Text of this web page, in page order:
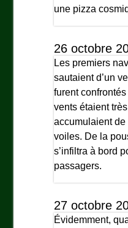
une pizza
26 octobre
Les premiers
sautaient d’un
furent
vents étaient
accumulaient
voiles. De la
s’infiltra à bord
passagers.
27 octobre
Évidemment,